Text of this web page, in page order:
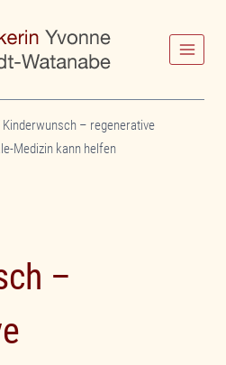
Kinderwunsch – regenerative
Medizin kann helfen
–